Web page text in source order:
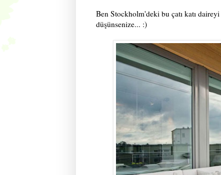
Ben Stockholm'deki bu çatı katı
düşünsenize... :)